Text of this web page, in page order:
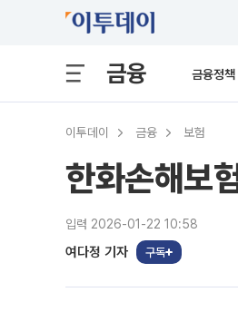
금융 금융정책
이투데이 금융 보험
한화손해보
입력 2026-01-22 10:58
여다정 기자 구독